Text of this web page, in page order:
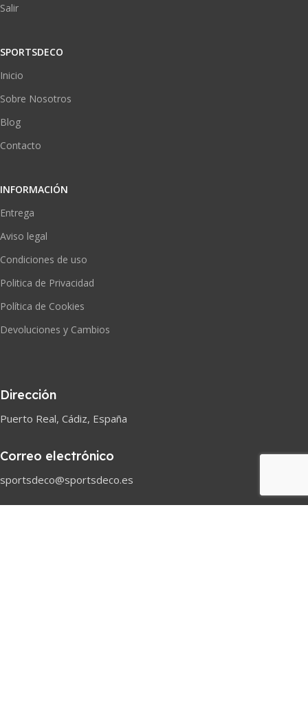
Salir
SPORTSDECO
Inicio
Sobre Nosotros
Blog
Contacto
INFORMACIÓN
Entrega
Aviso legal
Condiciones de uso
Politica de Privacidad
Política de Cookies
Devoluciones y Cambios
Dirección
Puerto Real, Cádiz, España
Correo electrónico
sportsdeco@sportsdeco.es